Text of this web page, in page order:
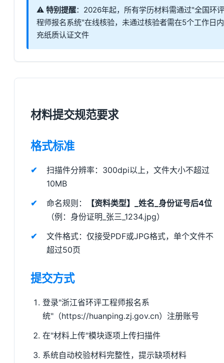
⚠️ 特别提醒：2026年起，所有学历材料需通过"全国环
程师报名系统"在线核验，未通过核验者需在5个工作日
充纸质认证文件
材料提交规范要求
格式标准
扫描件分辨率：300dpi以上，文件大小不超过
10MB
命名规则：
【资料类型】_姓名_身份证号后4位
（例：身份证明_张三_1234.jpg）
文件格式：仅接受PDF或JPG格式，单个文件不
超过50页
提交方式
登录"浙江省环评工程师报名系
统"（https://huanping.zj.gov.cn）注册账号
在"材料上传"模块逐项上传扫描件
系统自动校验材料完整性，提示缺项材料